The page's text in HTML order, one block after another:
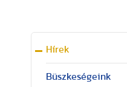
Hírek
Büszkeségeink